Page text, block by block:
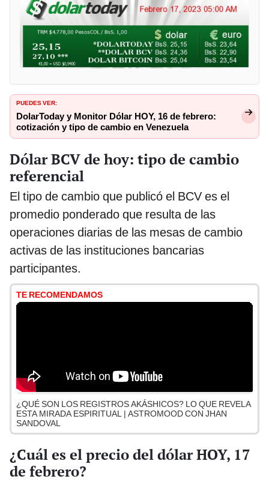
PUEDES VER:
DolarToday y Monitor Dólar HOY, 16 de febrero:
cotización y tipo de cambio en Venezuela
Dólar BCV de hoy: tipo de cambio
referencial
El tipo de cambio que publicó el BCV es el
promedio ponderado que resulta de las
operaciones diarias de las mesas de cambio
activas de las instituciones bancarias
participantes.
TE RECOMENDAMOS
¿QUÉ SON LOS REGISTROS AKÁSHICOS? LO QUE REVELA
ESTA MIRADA ESPIRITUAL | ASTROMOOD CON JHAN
SANDOVAL
¿Cuál es el precio del dólar HOY, 17
de febrero?